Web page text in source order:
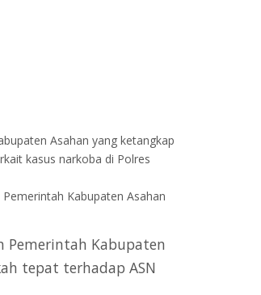
Asahan yang ketangkap
kasus narkoba di Polres
Kabupaten Asahan
Pemerintah Kabupaten
tepat terhadap ASN